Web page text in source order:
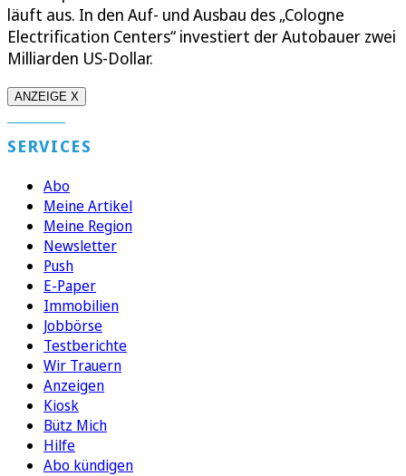
läuft aus. In den Auf- und Ausbau des „Cologne
Electrification Centers“ investiert der Autobauer zwei
Milliarden US-Dollar.
ANZEIGE X
SERVICES
Abo
Meine Artikel
Meine Region
Newsletter
Push
E-Paper
Immobilien
Jobbörse
Testberichte
Wir Trauern
Anzeigen
Kiosk
Bütz Mich
Hilfe
Abo kündigen